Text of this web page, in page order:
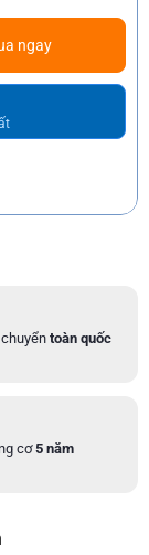
ngay
toàn quốc
cơ5 năm